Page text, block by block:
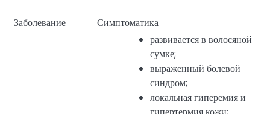
Заболевание Симптоматика
развивается в волосяной
сумке;
выраженный болевой
синдром;
локальная гиперемия и